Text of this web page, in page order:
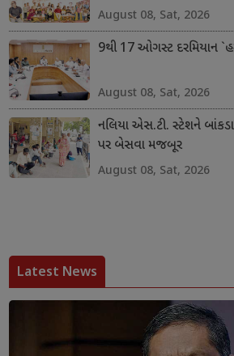
August 08, Sat, 2026
9થી 17 ઓગસ્ટ દરમિયાન
August 08, Sat, 2026
નલિયા એસ.ટી. સ્ટેશને
પર બેસવા મજબૂર
August 08, Sat, 2026
Latest News